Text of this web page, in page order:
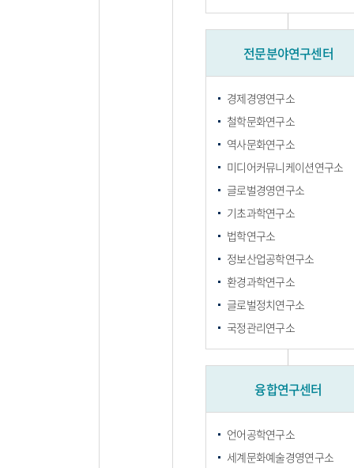
전문분야연구센터
경제경영연구소
철학문화연구소
역사문화연구소
미디어커뮤니케이션연구소
글로벌경영연구소
기초과학연구소
법학연구소
정보산업공학연구소
환경과학연구소
글로벌정치연구소
국정관리연구소
융합연구센터
언어공학연구소
세계문화예술경영연구소